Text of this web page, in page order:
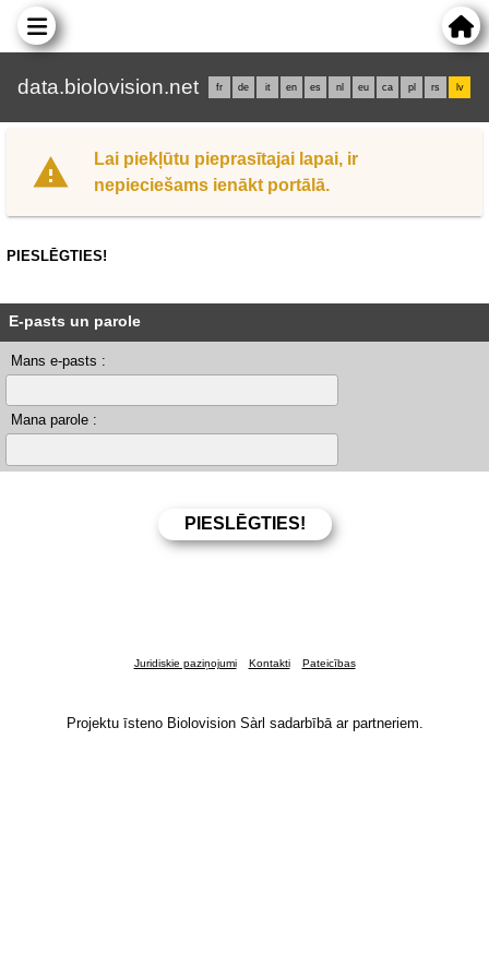
data.biolovision.net fr de it en es nl eu ca pl rs lv
Lai piekļūtu pieprasītajai lapai, ir
nepieciešams ienākt portālā.
PIESLĒGTIES!
E-pasts un parole
Mans e-pasts :
Mana parole :
Juridiskie paziņojumi Kontakti Pateicības
Projektu īsteno Biolovision Sàrl sadarbībā ar partneriem.